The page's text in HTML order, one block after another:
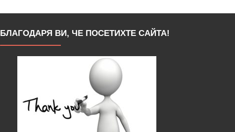
БЛАГОДАРЯ ВИ, ЧЕ ПОСЕТИХТЕ САЙТА!